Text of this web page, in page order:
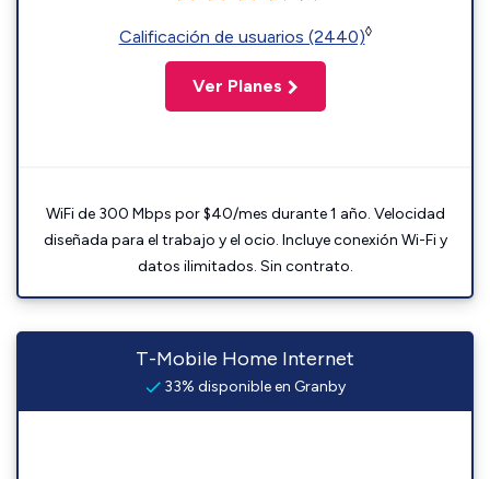
Calificación de usuarios (2440)◊
Ver Planes
WiFi de 300 Mbps por $40/mes durante 1 año. Velocidad
diseñada para el trabajo y el ocio. Incluye conexión Wi-Fi y
datos ilimitados. Sin contrato.
T-Mobile Home Internet
33% disponible en Granby